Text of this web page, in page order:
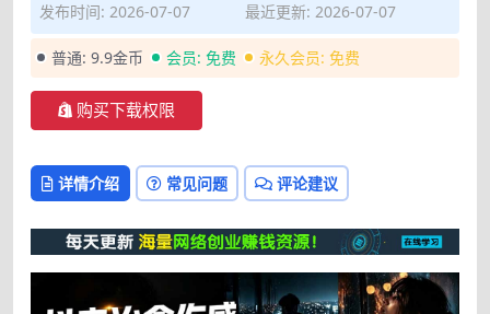
发布时间: 2026-07-07
最近更新: 2026-07-07
普通: 9.9金币 会员: 免费 永久会员: 免费
购买下载权限
详情介绍 常见问题 评论建议